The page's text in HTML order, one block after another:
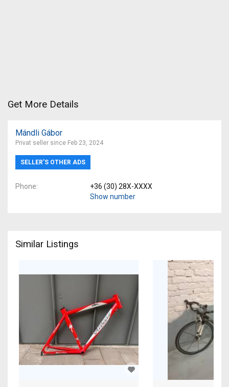
Get More Details
Mándli Gábor
Privat seller since Feb 23, 2024
SELLER’S OTHER ADS
Phone
+36 (30) 28X-XXXX
Show number
Similar Listings